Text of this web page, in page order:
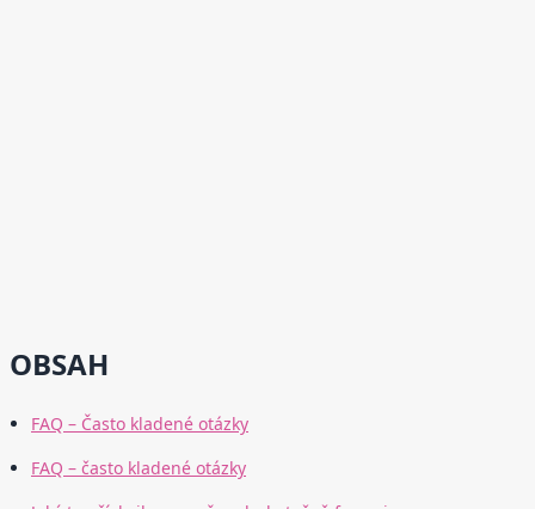
OBSAH
FAQ – Často kladené otázky
FAQ – často kladené otázky